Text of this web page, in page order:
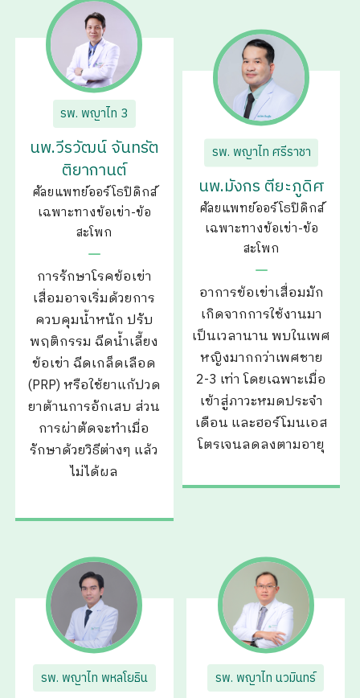
รพ. พญาไท 3
นพ.วีรวัฒน์ จันทรัต
ติยากานต์
ศัลยแพทย์ออร์โธปิดิกส์
เฉพาะทางข้อเข่า-ข้อ
สะโพก
การรักษาโรคข้อเข่า
เสื่อมอาจเริ่มด้วยการ
ควบคุมน้ำหนัก ปรับ
พฤติกรรม ฉีดน้ำเลี้ยง
ข้อเข่า ฉีดเกล็ดเลือด
(PRP) หรือใช้ยาแก้ปวด
ยาต้านการอักเสบ ส่วน
การผ่าตัดจะทำเมื่อ
รักษาด้วยวิธีต่างๆ แล้ว
ไม่ได้ผล
รพ. พญาไท ศรีราชา
นพ.มังกร ตียะภูดิศ
ศัลยแพทย์ออร์โธปิดิกส์
เฉพาะทางข้อเข่า-ข้อ
สะโพก
อาการข้อเข่าเสื่อมมัก
เกิดจากการใช้งานมา
เป็นเวลานาน พบในเพศ
หญิงมากกว่าเพศชาย
2-3 เท่า โดยเฉพาะเมื่อ
เข้าสู่ภาวะหมดประจำ
เดือน และฮอร์โมนเอส
โตรเจนลดลงตามอายุ
รพ. พญาไท พหลโยธิน รพ. พญาไท นวมินทร์